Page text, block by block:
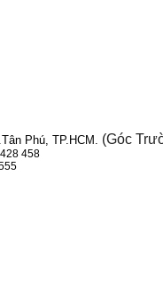
Phú, TP.HCM. (Góc
458